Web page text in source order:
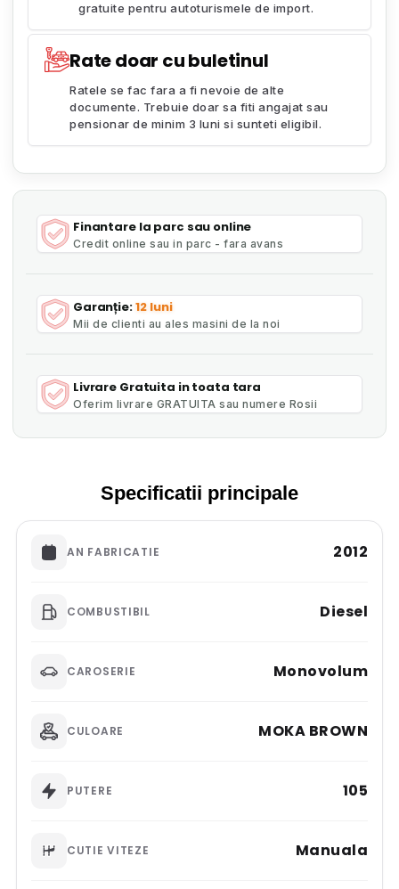
gratuite pentru autoturismele de import.
Rate doar cu buletinul
Ratele se fac fara a fi nevoie de alte
documente. Trebuie doar sa fiti angajat sau
pensionar de minim 3 luni si sunteti eligibil.
Finantare la parc sau online
Credit online sau in parc - fara avans
Garanție:12 luni
Mii de clienti au ales masini de la noi
Livrare Gratuita in toata tara
Oferim livrare GRATUITA sau numere Rosii
Specificatii principale
AN FABRICATIE 2012
COMBUSTIBIL Diesel
CAROSERIE Monovolum
CULOARE MOKA BROWN
PUTERE 105
CUTIE VITEZE Manuala